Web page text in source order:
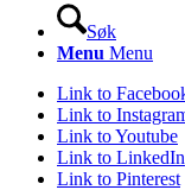
Søk
Menu Menu
Link to
Link to
Link to Youtube
Link to LinkedIn
Link to Pinterest